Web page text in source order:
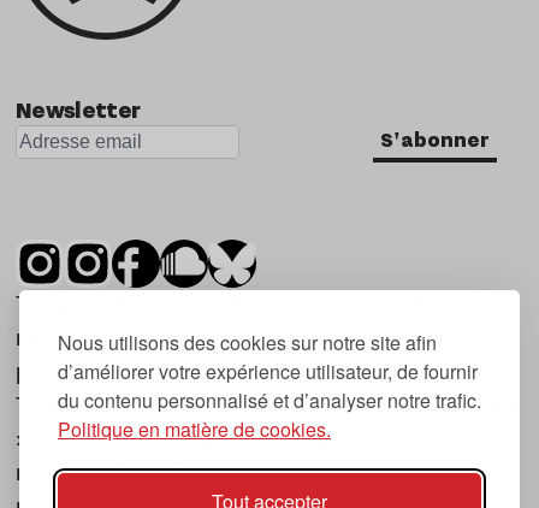
Nous utilisons des cookies sur notre site afin
d’améliorer votre expérience utilisateur, de fournir
du contenu personnalisé et d’analyser notre trafic.
Politique en matière de cookies.
Tout accepter
Newsletter
S'abonner
Tsugi est un mensuel indépendant sur la
musique et les nouvelles tendances, dont la
première parution date de 2007.
Tsugi en japonais signifie « prochain », « suivant
», ce qui correspond à la thématique du
magazine, à l’affût des nouvelles tendances